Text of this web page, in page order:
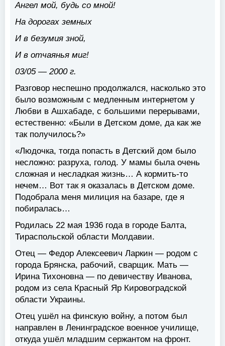
Ангел мой, будь со мной!
На дорогах земных
И в безумия зной,
И в отчаянья миг!
03/05 — 2000 г.
Разговор неспешно продолжался, насколько это
было возможным с медленным интернетом у
Любви в Ашхабаде, с большими перерывами,
естественно: «Были в Детском доме, да как же
так получилось?»
«Людочка, тогда попасть в Детский дом было
несложно: разруха, голод. У мамы была очень
сложная и несладкая жизнь… А кормить-то
нечем… Вот так я оказалась в Детском доме.
Подобрала меня милиция на базаре, где я
побиралась…
Родилась 22 мая 1936 года в городе Балта,
Тираспольской области Молдавии.
Отец — Федор Алексеевич Ларкин — родом с
города Брянска, рабочий, сварщик. Мать —
Ирина Тихоновна — по девичеству Иванова,
родом из села Красный Яр Кировоградской
области Украины.
Отец ушёл на финскую войну, а потом был
направлен в Ленинградское военное училище,
откуда ушёл младшим сержантом на фронт.